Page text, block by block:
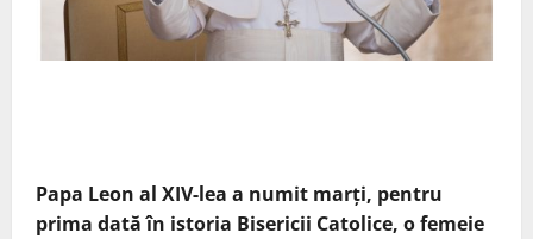
Papa Leon al XIV-lea a numit marţi, pentru
prima dată în istoria Bisericii Catolice, o femeie